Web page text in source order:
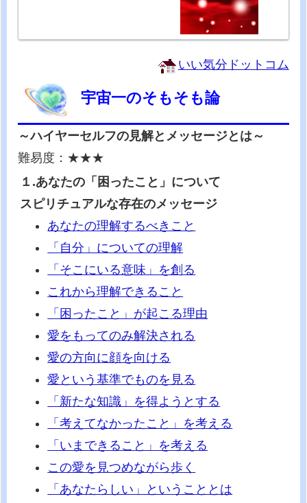
いい気分ドットコム
宇宙一のそもそも論
～ハイヤーセルフの見解とメッセージとは～
難易度：★★★
１.あなたの「困ったこと」について
スピリチュアルな存在のメッセージ
あなたの理解するべきこと
「自分」についての理解
「そこにいる意味」を創る
これから理解できること
「困ったこと」が起こる理由
愛をもってのみ解決される
愛の方向に顔を向ける
愛という基準でものを見る
「新たな知識」を得ようとする
「考えてなかったこと」を考える
「いまできること」を考える
この愛を見つめながら歩く
「あなたらしい」ということとは